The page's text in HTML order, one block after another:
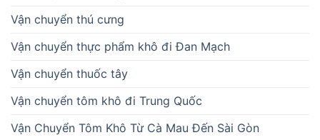
Vận chuyển thú cưng
Vận chuyển thực phẩm khô đi Đan Mạch
Vận chuyển thuốc tây
Vận chuyển tôm khô đi Trung Quốc
Vận Chuyển Tôm Khô Từ Cà Mau Đến Sài Gòn